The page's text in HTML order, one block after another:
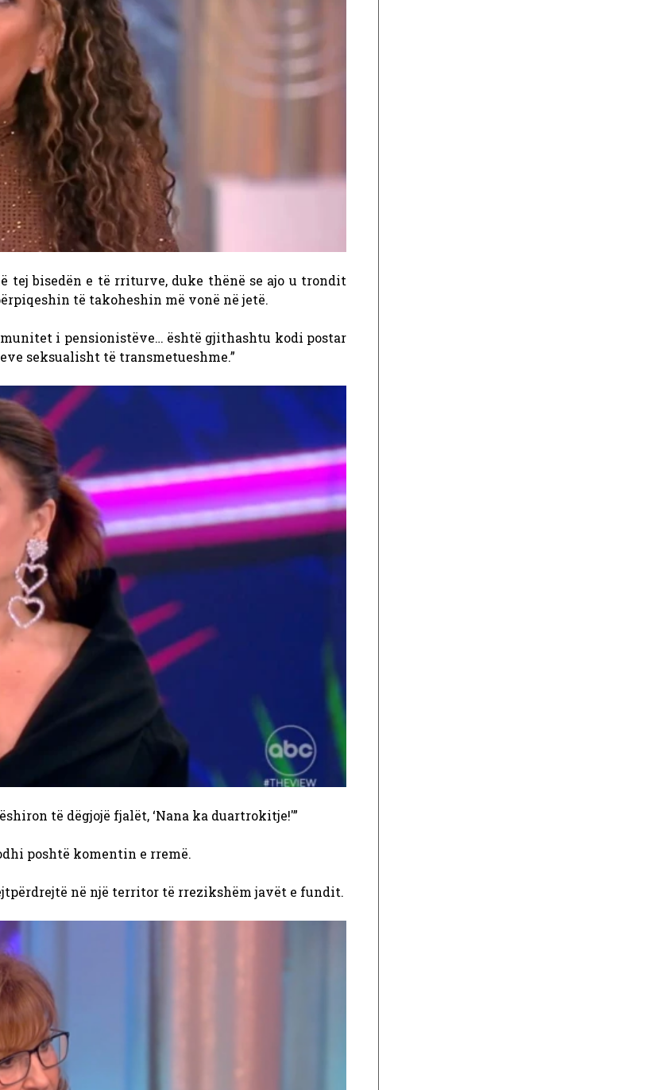
tej bisedën e të rriturve, duke thënë se ajo u trondit
të takoheshin më vonë në jetë.
i pensionistëve… është gjithashtu kodi postar
seksualisht të transmetueshme.”
të dëgjojë fjalët, ‘Nana ka duartrokitje!'”
poshtë komentin e rremë.
në një territor të rrezikshëm javët e fundit.